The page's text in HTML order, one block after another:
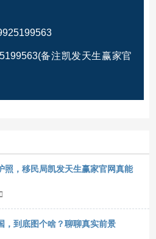
备注凯发天生赢家官
照，移民局凯发天生赢家官网真能
，到底图个啥？聊聊真实前景